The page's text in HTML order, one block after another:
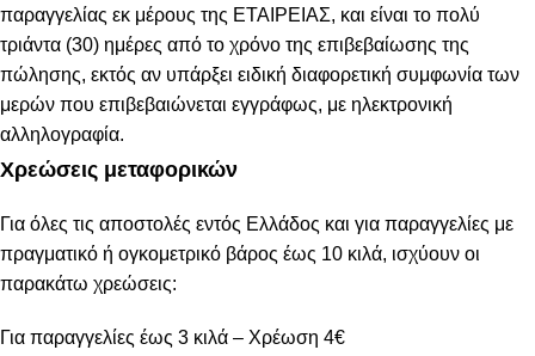
παραγγελίας εκ μέρους της ΕΤΑΙΡΕΙΑΣ, και είναι το πολύ
τριάντα (30) ημέρες από το χρόνο της επιβεβαίωσης της
πώλησης, εκτός αν υπάρξει ειδική διαφορετική συμφωνία των
μερών που επιβεβαιώνεται εγγράφως, με ηλεκτρονική
αλληλογραφία.
Χρεώσεις μεταφορικών
Για όλες τις αποστολές εντός Ελλάδος και για παραγγελίες με
πραγματικό ή ογκομετρικό βάρος έως 10 κιλά, ισχύουν οι
παρακάτω χρεώσεις:
Για παραγγελίες έως 3 κιλά – Χρέωση 4€